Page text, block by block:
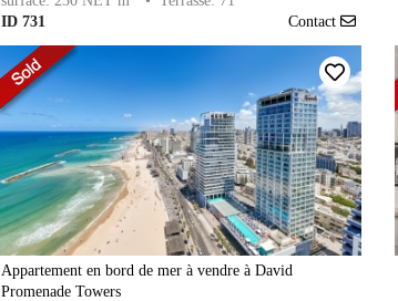
ID 731
Contact
Appartement en bord de mer à vendre à David
Promenade Towers